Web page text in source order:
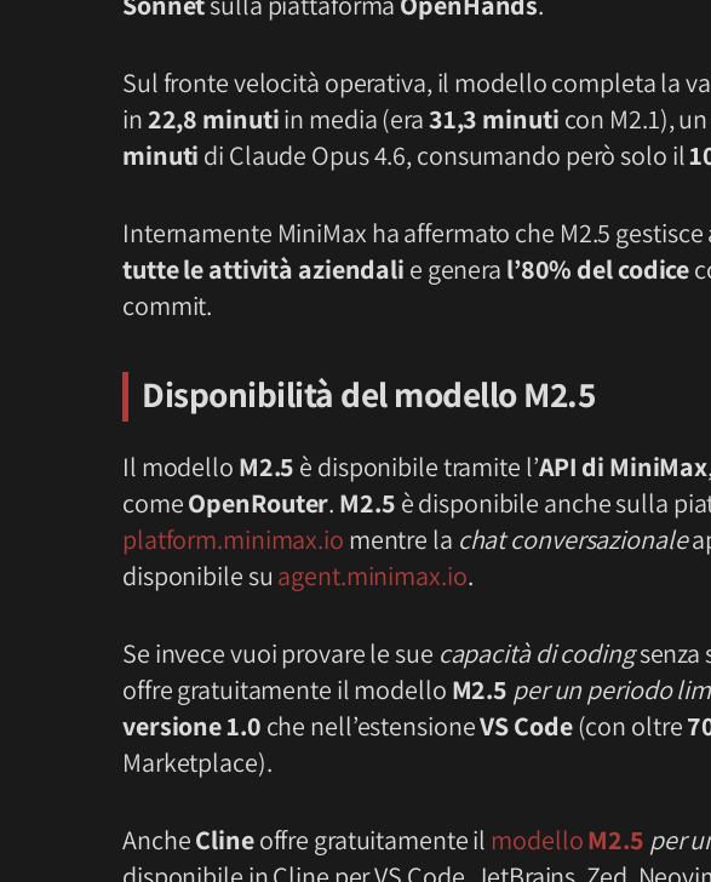
Sul fronte velocità operativa, il modello completa la
in22,8 minutiin media (era31,3 minuti con M2.1),
minuti di Claude Opus 4.6, consumando però solo il
Internamente MiniMax ha affermato che M2.5
tutte le attività aziendali e genera l’80% del codice
commit.
Disponibilità del modelloM2.5
Il modello M2.5 è disponibile tramite l’API di MiniMax
comeOpenRouter. M2.5 è disponibile anche sulla
platform.minimax.io mentre la chat conversazionale
disponibile su agent.minimax.io.
Se invece vuoi provare le sue capacità di codingsenza
offre gratuitamente il modello M2.5 per un periodo
versione 1.0 che nell’estensioneVS Code(con oltre
Marketplace).
AncheClineoffre gratuitamente il modelloM2.5 per